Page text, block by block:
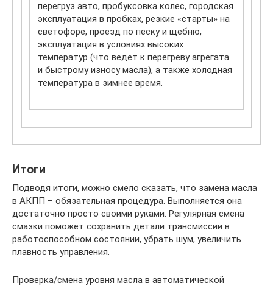
перегруз авто, пробуксовка колес, городская
эксплуатация в пробках, резкие «старты» на
светофоре, проезд по песку и щебню,
эксплуатация в условиях высоких
температур (что ведет к перегреву агрегата
и быстрому износу масла), а также холодная
температура в зимнее время.
Итоги
Подводя итоги, можно смело сказать, что замена масла
в АКПП – обязательная процедура. Выполняется она
достаточно просто своими руками. Регулярная смена
смазки поможет сохранить детали трансмиссии в
работоспособном состоянии, убрать шум, увеличить
плавность управления.
Проверка/смена уровня масла в автоматической